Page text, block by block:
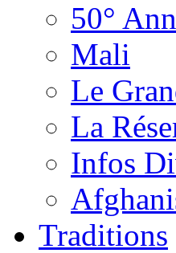
50°
Mali
Le
La
Infos
Traditions